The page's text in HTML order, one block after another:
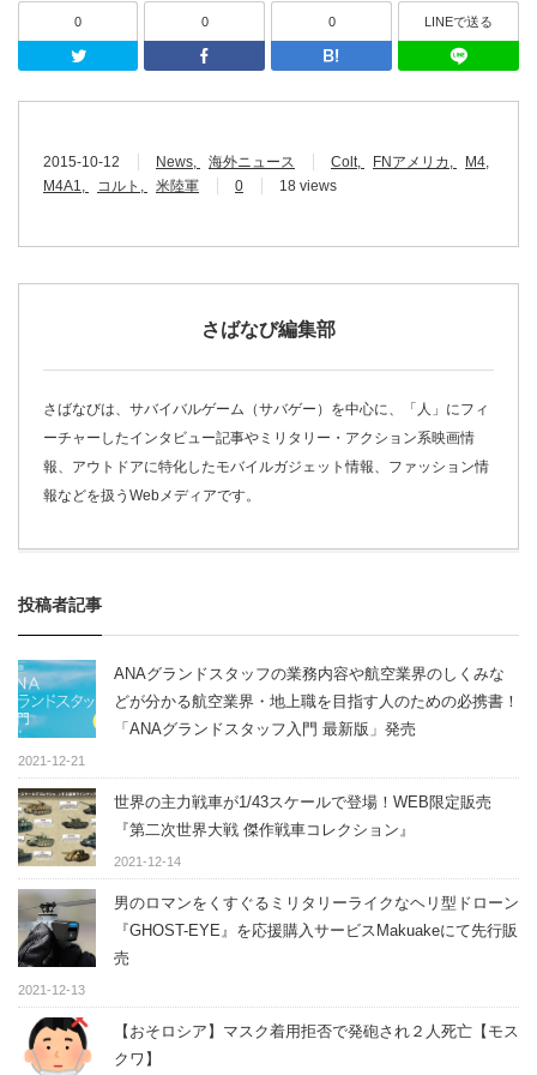
0
Twitter
0
Facebook
0
はてなブッ
LINEで送る
2015-10-12 News 海外ニュース Colt FNアメリカ
M4
M4A1
コルト 米陸軍 0 18 views
さばなび編集部
さばなびは、サバイバルゲーム（サバゲー）を中心に、「人」にフィ
ーチャーしたインタビュー記事やミリタリー・アクション系映画情
報、アウトドアに特化したモバイルガジェット情報、ファッション情
報などを扱うWebメディアです。
投稿者記事
ANAグランドスタッフの業務内容や航空業界のしくみな
どが分かる航空業界・地上職を目指す人のための必携書！
「ANAグランドスタッフ入門 最新版」発売
2021-12-21
世界の主力戦車が1/43スケールで登場！WEB限定販売
『第二次世界大戦 傑作戦車コレクション』
2021-12-14
男のロマンをくすぐるミリタリーライクなヘリ型ドローン
『GHOST-EYE』を応援購入サービスMakuakeにて先行販
売
2021-12-13
【おそロシア】マスク着用拒否で発砲され２人死亡【モス
クワ】